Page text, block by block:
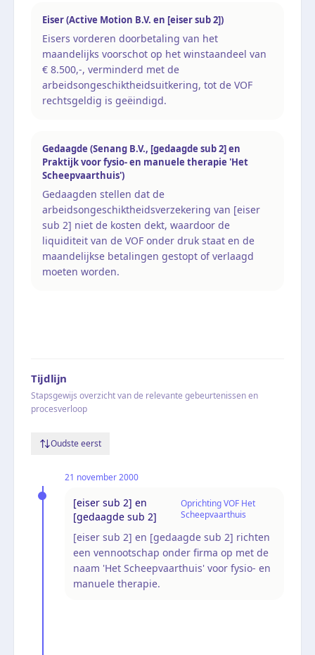
Eiser (Active Motion B.V. en [eiser sub 2])
Eisers vorderen doorbetaling van het
maandelijks voorschot op het winstaandeel van
€ 8.500,-, verminderd met de
arbeidsongeschiktheidsuitkering, tot de VOF
rechtsgeldig is geëindigd.
Gedaagde (Senang B.V., [gedaagde sub 2] en
Praktijk voor fysio- en manuele therapie 'Het
Scheepvaarthuis')
Gedaagden stellen dat de
arbeidsongeschiktheidsverzekering van [eiser
sub 2] niet de kosten dekt, waardoor de
liquiditeit van de VOF onder druk staat en de
maandelijkse betalingen gestopt of verlaagd
moeten worden.
Tijdlijn
Stapsgewijs overzicht van de relevante gebeurtenissen en
procesverloop
Oudste eerst
21 november 2000
[eiser sub 2] en
[gedaagde sub 2]
Oprichting VOF Het
Scheepvaarthuis
[eiser sub 2] en [gedaagde sub 2] richten
een vennootschap onder firma op met de
naam 'Het Scheepvaarthuis' voor fysio- en
manuele therapie.